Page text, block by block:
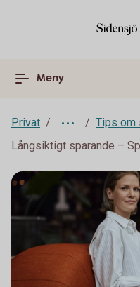
Meny
Privat
Tips om
Långsiktigt sparande –